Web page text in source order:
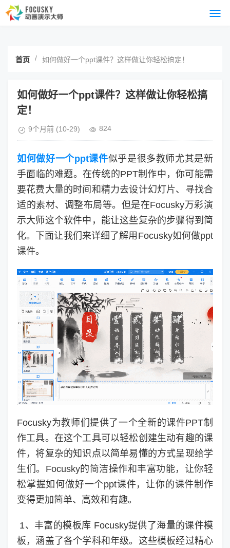
首页 / 如何做好一个ppt课件？这样做让你轻松搞定！
如何做好一个ppt课件？这样做让你轻松搞
定！
9个月前 (10-29) 824
如何做好一个ppt课件似乎是很多教师尤其是新
手面临的难题。在传统的PPT制作中，你可能需
要花费大量的时间和精力去设计幻灯片、寻找合
适的素材、调整布局等。但是在Focusky万彩演
示大师这个软件中，能让这些复杂的步骤得到简
化。下面让我们来详细了解用Focusky如何做ppt
课件。
Focusky为教师们提供了一个全新的课件PPT制
作工具。在这个工具可以轻松创建生动有趣的课
件，将复杂的知识点以简单易懂的方式呈现给学
生们。Focusky的简洁操作和丰富功能，让你轻
松掌握如何做好一个ppt课件，让你的课件制作
变得更加简单、高效和有趣。
1、丰富的模板库 Focusky提供了海量的课件模
板，涵盖了各个学科和年级。这些模板经过精心